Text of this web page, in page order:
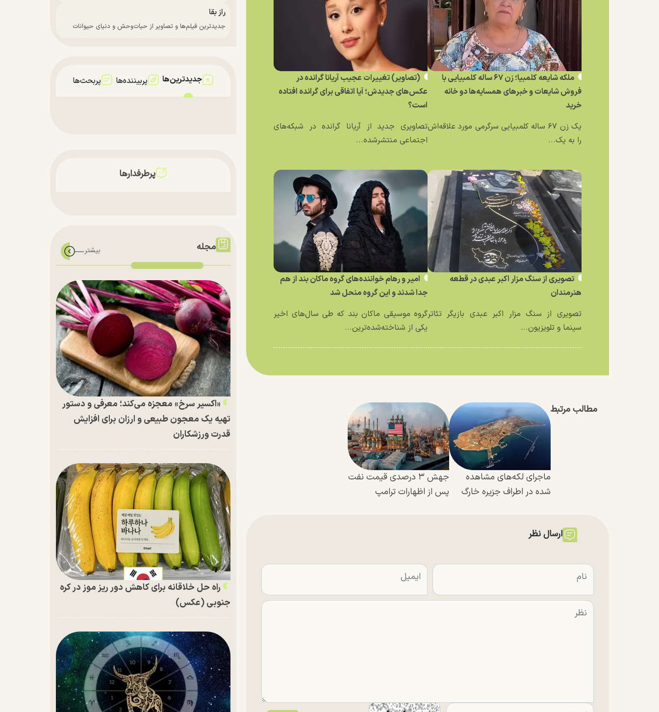
ملکه شایعه کلمبیا؛ زن ۶۷ ساله کلمبیایی با
فروش شایعات و خبر‌های همسایه‌ها دو خانه
خرید
یک زن ۶۷ ساله کلمبیایی سرگرمی مورد علاقه‌اش
را به یک...
(تصاویر) تغییرات عجیب آریانا گرانده در
عکس‌های جدیدش؛ آیا اتفاقی برای گرانده افتاده
است؟
تصاویری جدید از آریانا گرانده در شبکه‌های
اجتماعی منتشرشده...
تصویری از سنگ مزار اکبر عبدی در قطعه
هنرمندان
تصویری از سنگ مزار اکبر عبدی بازیگر تئاتر
سینما و تلویزیون...
امیر و رهام خواننده‌های گروه ماکان بند از هم
جدا شدند و این گروه منحل شد
گروه موسیقی ماکان بند که طی سال‌های اخیر
یکی از شناخته‌شده‌ترین...
مطالب مرتبط
ماجرای لکه‌های مشاهده
شده در اطراف جزیره خارگ
جهش ۳ درصدی قیمت نفت
پس از اظهارات ترامپ
ارسال نظر
راز بقا
جدیدترین فیلم‌ها و تصاویر از حیات‌وحش و دنیای حیوانات
جدیدترین‌ها پربیننده‌ها پربحث‌ها
پرطرفدارها
مجله
«اکسیر سرخ» معجزه می‌کند؛ معرفی و دستور
تهیه یک معجون طبیعی و ارزان برای افزایش
قدرت ورزشکاران
راه حل خلاقانه برای کاهش دور ریز موز در کره
جنوبی (عکس)